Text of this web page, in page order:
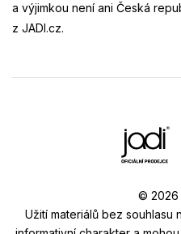
a výjimkou není ani Česká
z JADI.cz.
© 2026
Užití materiálů bez souhlasu